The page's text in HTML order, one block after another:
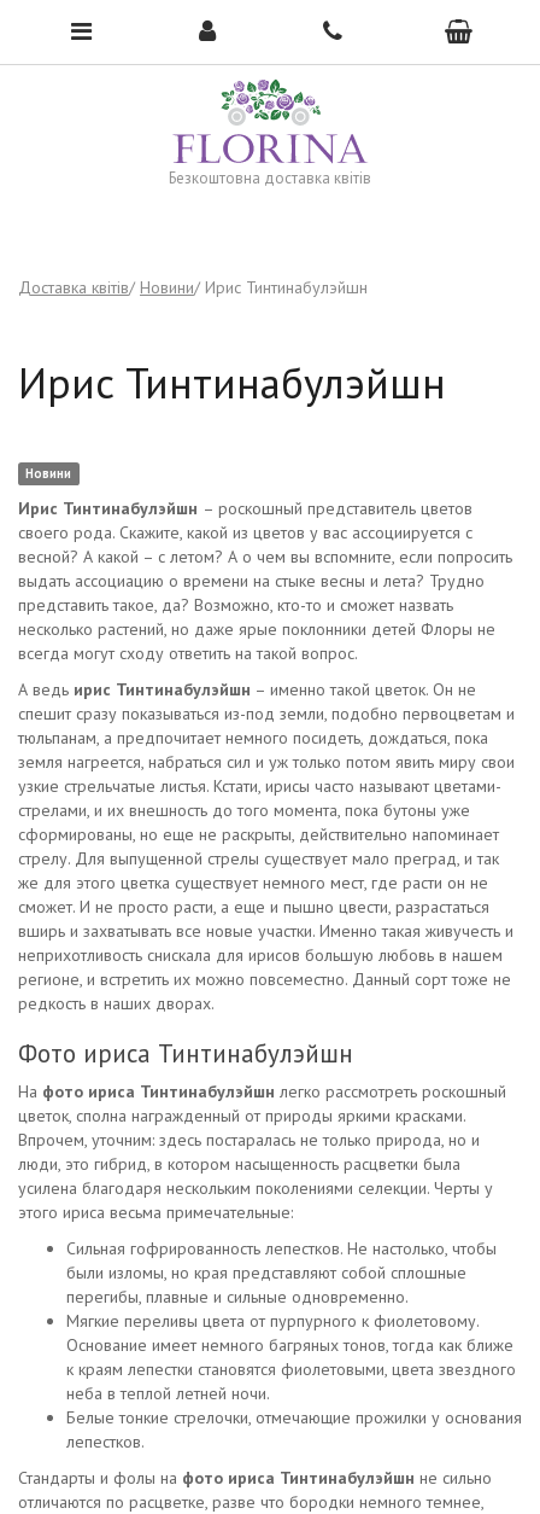
Безкоштовна доставка квітів
To open the menu, click here →
Доставка квітів Новини Ирис Тинтинабулэйшн
Ирис Тинтинабулэйшн
Новини
Ирис Тинтинабулэйшн – роскошный представитель цветов
своего рода. Скажите, какой из цветов у вас ассоциируется с
весной? А какой – с летом? А о чем вы вспомните, если попросить
выдать ассоциацию о времени на стыке весны и лета? Трудно
представить такое, да? Возможно, кто-то и сможет назвать
несколько растений, но даже ярые поклонники детей Флоры не
всегда могут сходу ответить на такой вопрос.
А ведь ирис Тинтинабулэйшн – именно такой цветок. Он не
спешит сразу показываться из-под земли, подобно первоцветам и
тюльпанам, а предпочитает немного посидеть, дождаться, пока
земля нагреется, набраться сил и уж только потом явить миру свои
узкие стрельчатые листья. Кстати, ирисы часто называют цветами-
стрелами, и их внешность до того момента, пока бутоны уже
сформированы, но еще не раскрыты, действительно напоминает
стрелу. Для выпущенной стрелы существует мало преград, и так
же для этого цветка существует немного мест, где расти он не
сможет. И не просто расти, а еще и пышно цвести, разрастаться
вширь и захватывать все новые участки. Именно такая живучесть и
неприхотливость снискала для ирисов большую любовь в нашем
регионе, и встретить их можно повсеместно. Данный сорт тоже не
редкость в наших дворах.
Фото ириса Тинтинабулэйшн
На фото ириса Тинтинабулэйшн легко рассмотреть роскошный
цветок, сполна награжденный от природы яркими красками.
Впрочем, уточним: здесь постаралась не только природа, но и
люди, это гибрид, в котором насыщенность расцветки была
усилена благодаря нескольким поколениями селекции. Черты у
этого ириса весьма примечательные:
Сильная гофрированность лепестков. Не настолько, чтобы
были изломы, но края представляют собой сплошные
перегибы, плавные и сильные одновременно.
Мягкие переливы цвета от пурпурного к фиолетовому.
Основание имеет немного багряных тонов, тогда как ближе
к краям лепестки становятся фиолетовыми, цвета звездного
неба в теплой летней ночи.
Белые тонкие стрелочки, отмечающие прожилки у основания
лепестков.
Стандарты и фолы на фото ириса Тинтинабулэйшн не сильно
отличаются по расцветке, разве что бородки немного темнее,